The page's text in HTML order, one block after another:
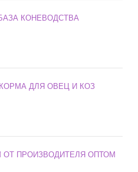
КОНЕВОДСТВА
ДЛЯ ОВЕЦ И КОЗ
ПРОИЗВОДИТЕЛЯ ОПТОМ